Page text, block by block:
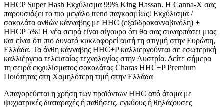
HHCP Super Hash Εκχύλισμα 99% King Hassan. Η Canna-X σας
παρουσιάζει το πιο μεγάλο trend παγκοσμίως! Εκχύλισμα /
σοκολάτα ανθών κάνναβης με HHC (εξαϋδροκανναβινόλη) +
HHCP 5%! Η νέα σειρά είναι σίγουρο ότι θα σας συναρπάσει μιας
και είναι ότι πιο δυνατό κυκλοφορεί αυτή τη στιγμή στην Ευρώπη,
Ελλάδα. Τα άνθη κάνναβης HHC+P καλλιεργούνται σε εσωτερική
καλλιέργεια τελευταίας τεχνολογίας στην Αυστρία. Δείτε σήμερα
τη σειρά εκχυλίσματος σοκολάτας Charas HHC+P Premium
Ποιότητας στη Χαμηλότερη τιμή στην Ελλάδα
Απαγορεύεται η χρήση των προϊόντων HHC από άτομα με
ψυχιατρικές διαταραχές ή παθήσεις, εγκύους ή θηλάζουσες